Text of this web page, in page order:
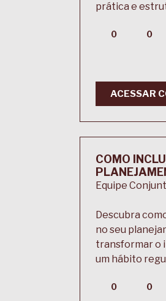
prática e
0 0
ACESSAR
COMO
Equipe
Descubra
no seu
transformar o
um hábito
0 0